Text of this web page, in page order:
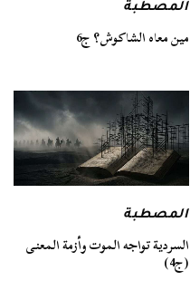
المصطبة
مين معاه الشاكوش؟ ج6
المصطبة
السردية تواجه الموت وأزمة المعنى
(ج4)